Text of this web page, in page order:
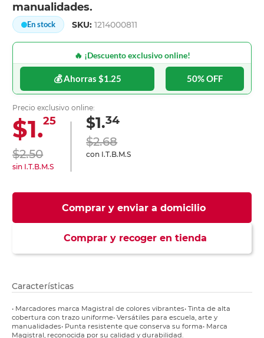
manualidades.
En stock SKU:1214000811
🔥 ¡Descuento exclusivo online!
💰 Ahorras $1.25 50% OFF
Precio exclusivo online:
$1.25
$2.50
sin I.T.B.M.S
$1.34
$2.68
con I.T.B.M.S
Comprar y enviar a domicilio
Comprar y recoger en tienda
Características
• Marcadores marca Magistral de colores vibrantes• Tinta de alta
cobertura con trazo uniforme• Versátiles para escuela, arte y
manualidades• Punta resistente que conserva su forma• Marca
Magistral, reconocida por su calidad y durabilidad.